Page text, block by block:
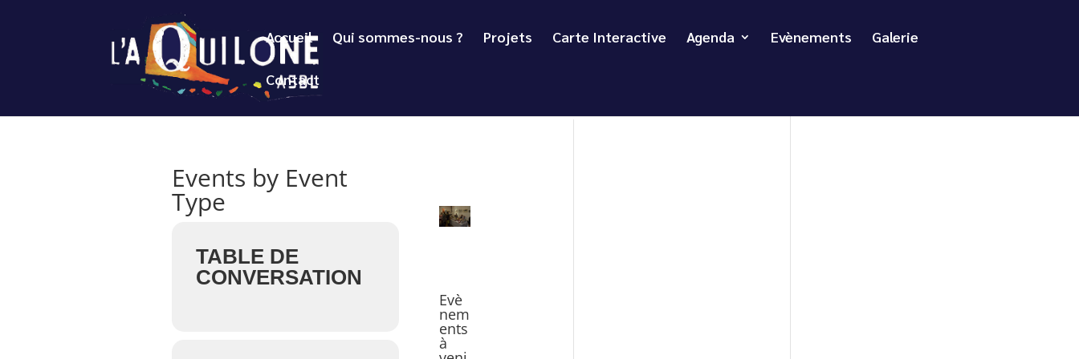
Accueil Qui sommes-nous ? Projets Carte Interactive Agenda Evènements Galerie
Contact
Events by Event
Type
TABLE DE
CONVERSATION
Evè
nem
ents
à